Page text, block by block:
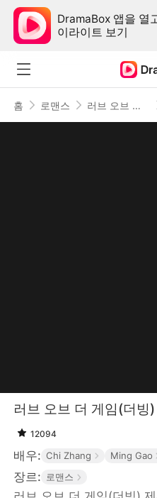
DramaBox 앱을 열
이라이트 보기
홈 로맨스 러브 오브 더 게임(더빙)
러브 오브 더 게임(더빙
12094
배우: Chi Zhang Ming Gao
장르: 로맨스